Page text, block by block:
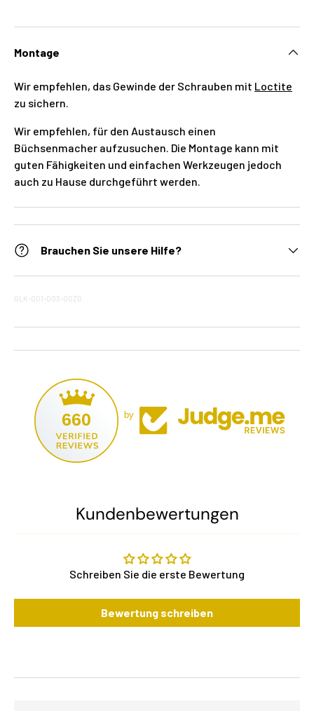
Montage
Wir empfehlen, das Gewinde der Schrauben mit Loctite
zu sichern.
Wir empfehlen, für den Austausch einen
Büchsenmacher aufzusuchen. Die Montage kann mit
guten Fähigkeiten und einfachen Werkzeugen jedoch
auch zu Hause durchgeführt werden.
Brauchen Sie unsere Hilfe?
GLK-001-003-OGZG
660 by
Kundenbewertungen
Schreiben Sie die erste Bewertung
Bewertung schreiben